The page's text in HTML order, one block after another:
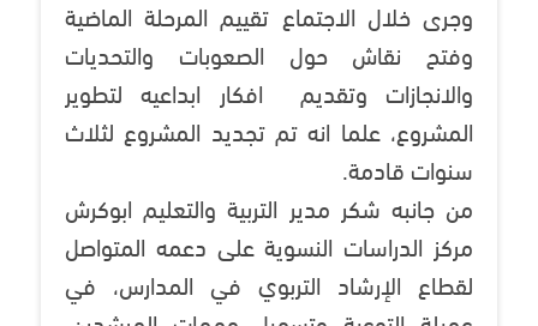
وجرى خلال الاجتماع تقييم المرحلة الماضية
وفتح نقاش حول الصعوبات والتحديات
والانجازات وتقديم افكار ابداعيه لتطوير
المشروع، علما انه تم تجديد المشروع لثلاث
سنوات قادمة.
من جانبه شكر مدير التربية والتعليم ابوكرش
مركز الدراسات النسوية على دعمه المتواصل
لقطاع الإرشاد التربوي في المدارس، في